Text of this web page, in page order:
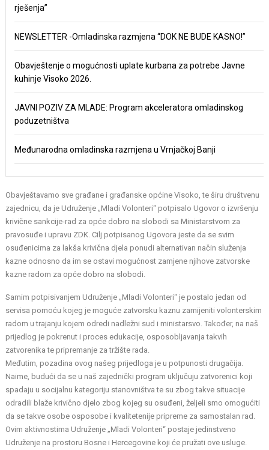
rješenja”
NEWSLETTER -Omladinska razmjena “DOK NE BUDE KASNO!”
Obavještenje o mogućnosti uplate kurbana za potrebe Javne
kuhinje Visoko 2026.
JAVNI POZIV ZA MLADE: Program akceleratora omladinskog
poduzetništva
Međunarodna omladinska razmjena u Vrnjačkoj Banji
Obavještavamo sve građane i građanske općine Visoko, te širu društvenu
zajednicu, da je Udruženje „Mladi Volonteri“ potpisalo Ugovor o izvršenju
krivične sankcije-rad za opće dobro na slobodi sa Ministarstvom za
pravosuđe i upravu ZDK. Cilj potpisanog Ugovora jeste da se svim
osuđenicima za lakša krivična djela ponudi alternativan način služenja
kazne odnosno da im se ostavi mogućnost zamjene njihove zatvorske
kazne radom za opće dobro na slobodi.
Samim potpisivanjem Udruženje „Mladi Volonteri“ je postalo jedan od
servisa pomoću kojeg je moguće zatvorsku kaznu zamijeniti volonterskim
radom u trajanju kojem odredi nadležni sud i ministarsvo. Također, na naš
prijedlog je pokrenut i proces edukacije, osposobljavanja takvih
zatvorenika te pripremanje za tržište rada.
Međutim, pozadina ovog našeg prijedloga je u potpunosti drugačija.
Naime, budući da se u naš zajednički program uključuju zatvorenici koji
spadaju u socijalnu kategoriju stanovništva te su zbog takve situacije
odradili blaže krivično djelo zbog kojeg su osuđeni, željeli smo omogućiti
da se takve osobe osposobe i kvalitetenije pripreme za samostalan rad.
Ovim aktivnostima Udruženje „Mladi Volonteri“ postaje jedinstveno
Udruženje na prostoru Bosne i Hercegovine koji će pružati ove usluge.